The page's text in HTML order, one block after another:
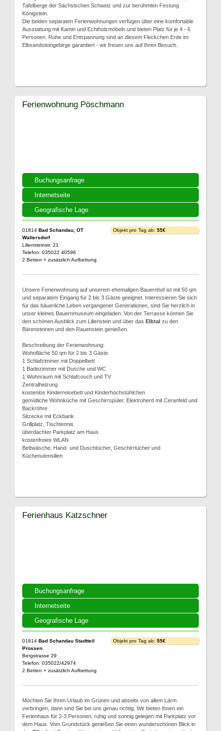
Tafelberge der Sächsischen Schweiz und zur berühmten Festung
Königstein.
Die beiden separaten Ferienwohnungen verfügen über eine komfortable
Ausstattung mit Kamin und Echtholzmöbeln und bieten Platz für je 4 - 6
Personen. Ruhe und Entspannung sind an diesem Fleckchen Erde im
Elbsandsteingebirge garantiert - wir freuen uns auf Ihren Besuch.
Buchungsanfrage
Internetseite
Geografische Lage
Ferienwohnung Pöschmann
01814 Bad Schandau, OT
Waltersdorf
Liliensteinstr. 21
Telefon: 035022 40596
2 Betten + zusätzlich Aufbettung
Objekt pro Tag ab: 55€
Unsere Ferienwohnung auf unserem ehemaligen Bauernhof ist mit 50 qm
und separatem Eingang für 2 bis 3 Gäste geeignet. Interessieren Sie sich
für das bäuerliche Leben vergangener Generationen, sind Sie herzlich in
unser kleines Bauernmuseum eingeladen. Von der Terrasse können Sie
den schönen Ausblick zum Lilienstein und über das Elbtal zu den
Bärensteinen und den Rauenstein genießen.
Beschreibung der Ferienwohnung:
Wohnfläche 50 qm für 2 bis 3 Gäste
1 Schlafzimmer mit Doppelbett
1 Badezimmer mit Dusche und WC
1 Wohnraum mit Schlafcouch und TV
Zentralheizung
kostenlos Kinderreisebett und Kinderhochstühlchen
gemütliche Wohnküche mit Geschirrspüler, Elektroherd mit Ceranfeld und
Backröhre
Sitzecke mit Eckbank
Grillplatz, Tischtennis
überdachter Parkplatz am Haus
kostenfreies WLAN
Bettwäsche, Hand- und Duschtücher, Geschirrtücher und
Küchenutensilien
Buchungsanfrage
Internetseite
Geografische Lage
Ferienhaus Katzschner
01814 Bad Schandau Stadtteil
Prossen
Bergstrasse 29
Telefon: 035022/42974
2 Betten + zusätzlich Aufbettung
Objekt pro Tag ab: 55€
Möchten Sie Ihren Urlaub im Grünen und abseits von allem Lärm
verbringen, dann sind Sie bei uns genau richtig. Wir bieten Ihnen ein
Ferienhaus für 2-3 Personen, ruhig und sonnig gelegen mit Parkplatz vor
dem Haus. Vom Grundstück genießen Sie einen wunderschönen Blick in